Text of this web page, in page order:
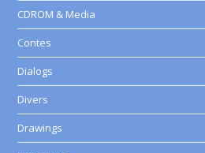
CDROM & Media
Contes
Dialogs
Divers
Drawings